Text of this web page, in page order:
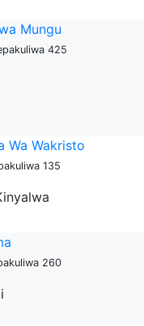
Mungu
425
Wa Wakristo
135
260